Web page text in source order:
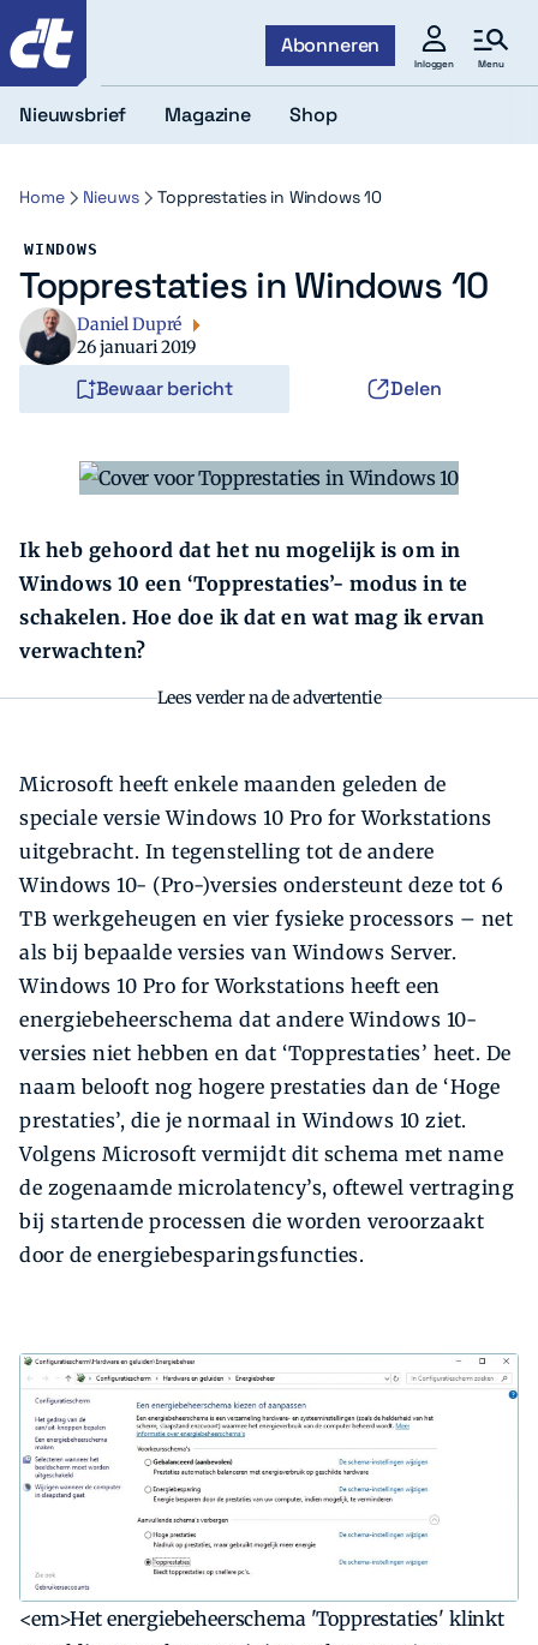
Abonneren
Inloggen Menu
Nieuwsbrief Magazine Shop
Home Nieuws Topprestaties in Windows 10
WINDOWS
Topprestaties in Windows 10
Daniel Dupré
26 januari 2019
Bewaar bericht Delen
Ik heb gehoord dat het nu mogelijk is om in
Windows 10 een ‘Topprestaties’- modus in te
schakelen. Hoe doe ik dat en wat mag ik ervan
verwachten?
Lees verder na de advertentie
Microsoft heeft enkele maanden geleden de
speciale versie Windows 10 Pro for Workstations
uitgebracht. In tegenstelling tot de andere
Windows 10- (Pro-)versies ondersteunt deze tot 6
TB werkgeheugen en vier fysieke processors – net
als bij bepaalde versies van Windows Server.
Windows 10 Pro for Workstations heeft een
energiebeheerschema dat andere Windows 10-
versies niet hebben en dat ‘Topprestaties’ heet. De
naam belooft nog hogere prestaties dan de ‘Hoge
prestaties’, die je normaal in Windows 10 ziet.
Volgens Microsoft vermijdt dit schema met name
de zogenaamde microlatency’s, oftewel vertraging
bij startende processen die worden veroorzaakt
door de energiebesparingsfuncties.
<em>Het energiebeheerschema 'Topprestaties' klinkt